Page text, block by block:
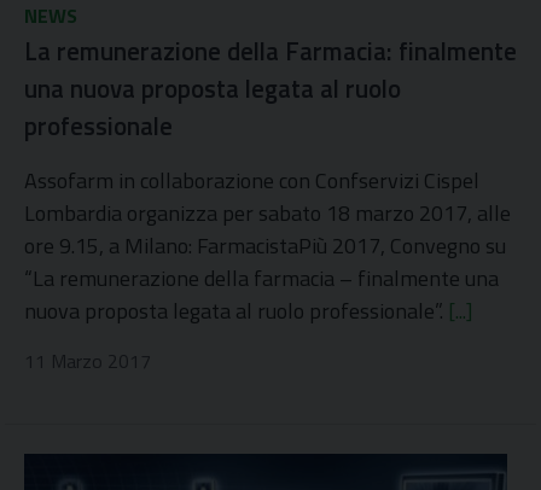
NEWS
La remunerazione della Farmacia: finalmente
una nuova proposta legata al ruolo
professionale
Assofarm in collaborazione con Confservizi Cispel
Lombardia organizza per sabato 18 marzo 2017, alle
ore 9.15, a Milano: FarmacistaPiù 2017, Convegno su
“La remunerazione della farmacia – finalmente una
nuova proposta legata al ruolo professionale”. [...]
11 Marzo 2017